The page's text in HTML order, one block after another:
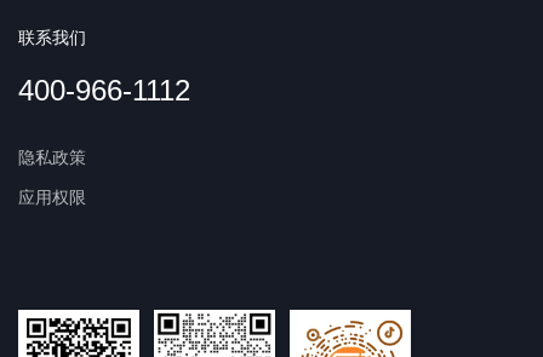
联系我们
400-966-1112
隐私政策
应用权限